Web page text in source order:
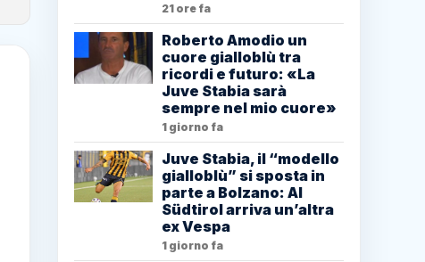
21 ore fa
Roberto Amodio un
cuore gialloblù tra
ricordi e futuro: «La
Juve Stabia sarà
sempre nel mio cuore»
1 giorno fa
Juve Stabia, il “modello
gialloblù” si sposta in
parte a Bolzano: Al
Südtirol arriva un’altra
ex Vespa
1 giorno fa